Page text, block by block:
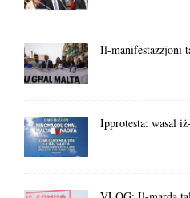
Il-manifestazzjoni
Ipprotesta: wasal